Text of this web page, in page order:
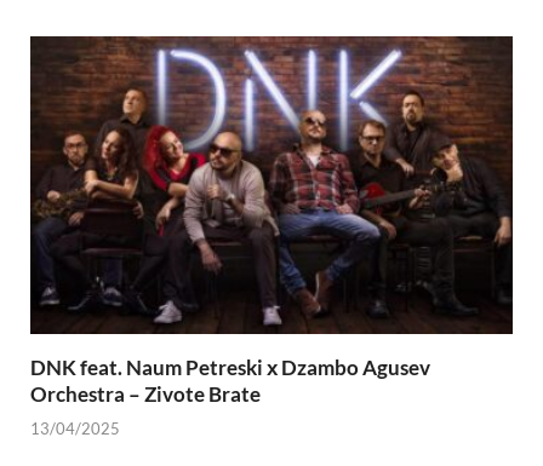
DNK feat. Naum Petreski х Dzambo Agusev
Orchestra – Zivote Brate
13/04/2025